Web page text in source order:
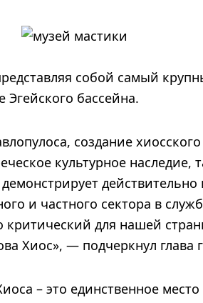
собой самый
бассейна.
создание
культурное наследие,
и частного сектора в
критический для нашей
Хиос», — подчеркнул глава
– это единственное